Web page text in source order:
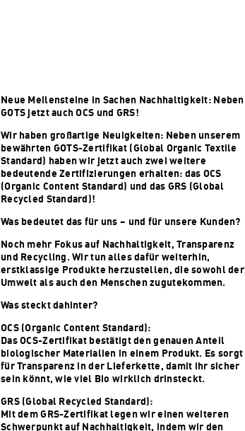
Neue Meilensteine in Sachen Nachhaltigkeit: Neben
GOTS jetzt auch OCS und GRS!
Wir haben großartige Neuigkeiten: Neben unserem
bewährten GOTS-Zertifikat (Global Organic Textile
Standard) haben wir jetzt auch zwei weitere
bedeutende Zertifizierungen erhalten: das OCS
(Organic Content Standard) und das GRS (Global
Recycled Standard)!
Was bedeutet das für uns – und für unsere Kunden?
Noch mehr Fokus auf Nachhaltigkeit, Transparenz
und Recycling. Wir tun alles dafür weiterhin,
erstklassige Produkte herzustellen, die sowohl der
Umwelt als auch den Menschen zugutekommen.
Was steckt dahinter?
OCS (Organic Content Standard):
Das OCS-Zertifikat bestätigt den genauen Anteil
biologischer Materialien in einem Produkt. Es sorgt
für Transparenz in der Lieferkette, damit ihr sicher
sein könnt, wie viel Bio wirklich drinsteckt.
GRS (Global Recycled Standard):
Mit dem GRS-Zertifikat legen wir einen weiteren
Schwerpunkt auf Nachhaltigkeit, indem wir den